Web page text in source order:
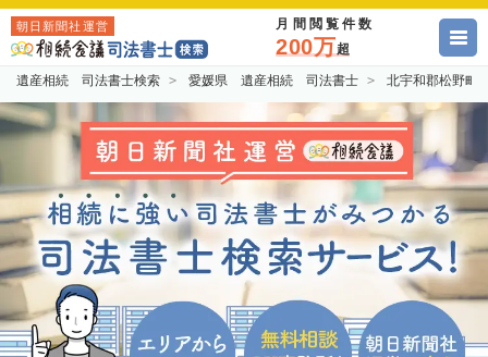
朝日新聞社運営 月間閲覧件数
200万超
遺産相続 司法書士検索 愛媛県 遺産相続 司法書士 北宇和郡松野